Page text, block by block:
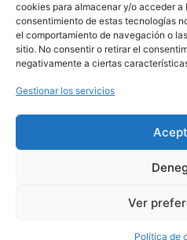
cookies para almacenar y/o acceder
consentimiento de estas tecnologías
el comportamiento de navegación o
sitio. No consentir o retirar el
negativamente a ciertas
Gestionar los servicios
Ver
Política de
INICIO EQUIPO EDITORIAL
COPYRIGHT GEOCRITIQ |